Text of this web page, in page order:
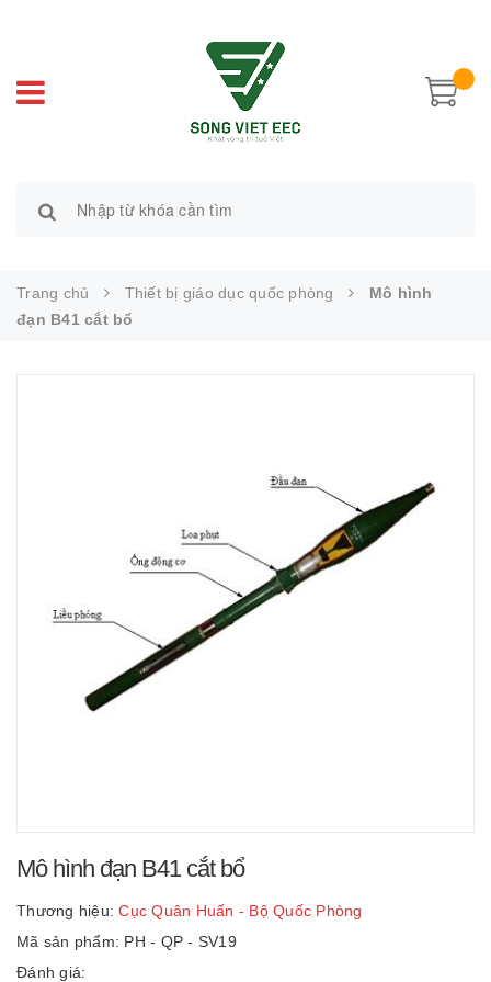
Trang chủ Thiết bị giáo dục quốc phòng
Mô hình
đạn B41 cắt bổ
Mô hình đạn B41 cắt bổ
Thương hiệu: Cục Quân Huấn - Bộ Quốc Phòng
Mã sản phẩm: PH - QP - SV19
Đánh giá: